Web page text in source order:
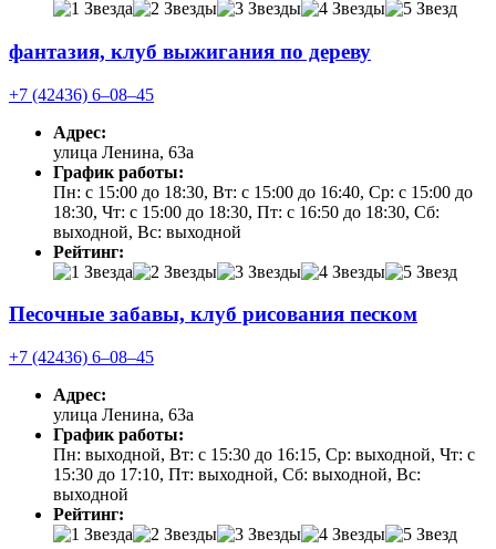
фантазия, клуб выжигания по дереву
+7 (42436) 6‒08‒45
Адрес:
улица Ленина, 63а
График работы:
Пн: с 15:00 до 18:30, Вт: с 15:00 до 16:40, Ср: с 15:00 до
18:30, Чт: с 15:00 до 18:30, Пт: с 16:50 до 18:30, Сб:
выходной, Вс: выходной
Рейтинг:
Песочные забавы, клуб рисования песком
+7 (42436) 6‒08‒45
Адрес:
улица Ленина, 63а
График работы:
Пн: выходной, Вт: с 15:30 до 16:15, Ср: выходной, Чт: с
15:30 до 17:10, Пт: выходной, Сб: выходной, Вс:
выходной
Рейтинг: